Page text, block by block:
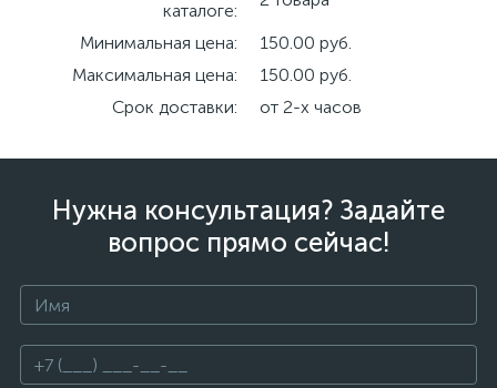
каталоге:
Минимальная цена:
150.00 руб.
Максимальная цена:
150.00 руб.
Срок доставки:
от 2-х часов
Нужна консультация? Задайте
вопрос прямо сейчас!